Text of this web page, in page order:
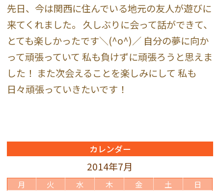
先日、今は関西に住んでいる地元の友人が遊びに
来てくれました。 久しぶりに会って話ができて、
とても楽しかったです＼(^o^)／ 自分の夢に向か
って頑張っていて 私も負けずに頑張ろうと思えま
した！ また次会えることを楽しみにして 私も
日々頑張っていきたいです！
カレンダー
2014年7月
月 火 水 木 金 土 日